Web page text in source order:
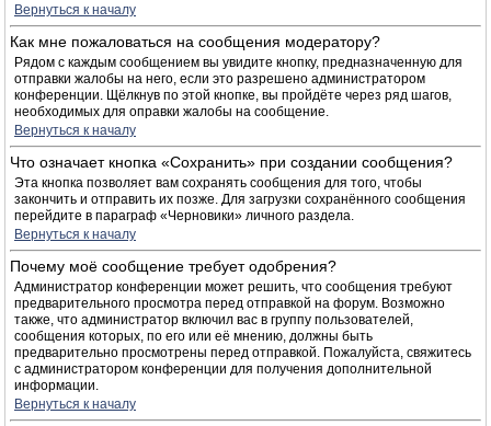
Вернуться к началу
Как мне пожаловаться на сообщения модератору?
Рядом с каждым сообщением вы увидите кнопку, предназначенную для
отправки жалобы на него, если это разрешено администратором
конференции. Щёлкнув по этой кнопке, вы пройдёте через ряд шагов,
необходимых для оправки жалобы на сообщение.
Вернуться к началу
Что означает кнопка «Сохранить» при создании сообщения?
Эта кнопка позволяет вам сохранять сообщения для того, чтобы
закончить и отправить их позже. Для загрузки сохранённого сообщения
перейдите в параграф «Черновики» личного раздела.
Вернуться к началу
Почему моё сообщение требует одобрения?
Администратор конференции может решить, что сообщения требуют
предварительного просмотра перед отправкой на форум. Возможно
также, что администратор включил вас в группу пользователей,
сообщения которых, по его или её мнению, должны быть
предварительно просмотрены перед отправкой. Пожалуйста, свяжитесь
с администратором конференции для получения дополнительной
информации.
Вернуться к началу